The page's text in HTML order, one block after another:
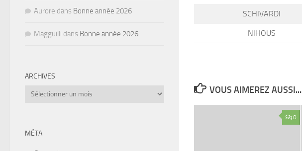
SCHIVARDI
NIHOUS
VOUS AIMEREZ AUSSI...
0
Aurore dans Bonne année 2026
Magguilli dans Bonne année 2026
ARCHIVES
Archives
MÉTA